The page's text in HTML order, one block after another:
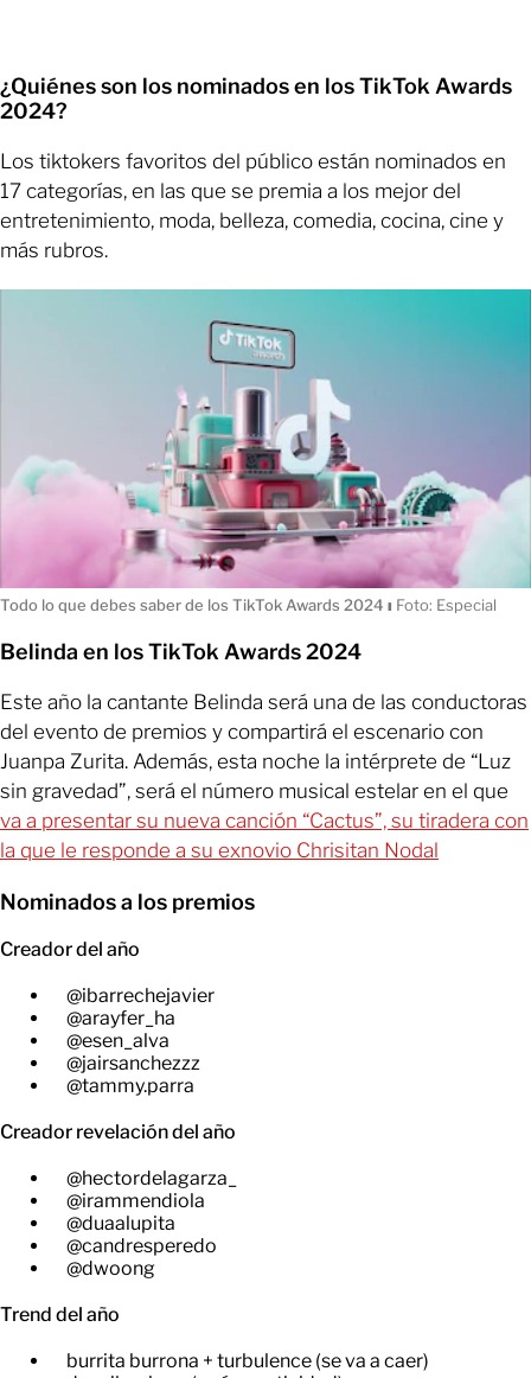
¿Quiénes son los nominados en los TikTok Awards
2024?
Los tiktokers favoritos del público están nominados en
17 categorías, en las que se premia a los mejor del
entretenimiento, moda, belleza, comedia, cocina, cine y
más rubros.
Todo lo que debes saber de los TikTok Awards 2024 ı Foto: Especial
Belinda en los TikTok Awards 2024
Este año la cantante Belinda será una de las conductoras
del evento de premios y compartirá el escenario con
Juanpa Zurita. Además, esta noche la intérprete de “Luz
sin gravedad”, será el número musical estelar en el que
va a presentar su nueva canción “Cactus”, su tiradera con
la que le responde a su exnovio Chrisitan Nodal
Nominados a los premios
Creador del año
@ibarrechejavier
@arayfer_ha
@esen_alva
@jairsanchezzz
@tammy.parra
Creador revelación del año
@hectordelagarza_
@irammendiola
@duaalupita
@candresperedo
@dwoong
Trend del año
burrita burrona + turbulence (se va a caer)